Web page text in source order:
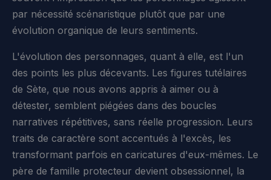
par nécessité scénaristique plutôt que par une
évolution organique de leurs sentiments.
L'évolution des personnages, quant à elle, est l'un
des points les plus décevants. Les figures tutélaires
de Sète, que nous avons appris à aimer ou à
détester, semblent piégées dans des boucles
narratives répétitives, sans réelle progression. Leurs
traits de caractère sont accentués à l'excès, les
transformant parfois en caricatures d'eux-mêmes. Le
père de famille protecteur devient obsessionnel, la